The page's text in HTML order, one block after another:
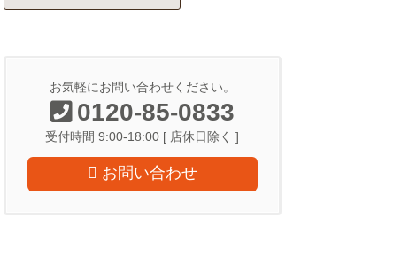
お気軽にお問い合わせください。
0120-85-0833
受付時間 9:00-18:00 [ 店休日除く ]
お問い合わせ